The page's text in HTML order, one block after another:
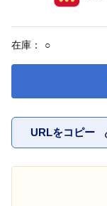
在庫： ○
URLをコピー